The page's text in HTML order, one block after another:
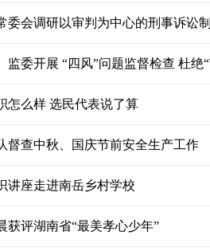
委会调研以审判为中心的刑事诉讼
监委开展 “四风”问题监督检查 杜绝
怎么样 选民代表说了算
督查中秋、国庆节前安全生产工作
讲座走进南岳乡村学校
获评湖南省“最美孝心少年”